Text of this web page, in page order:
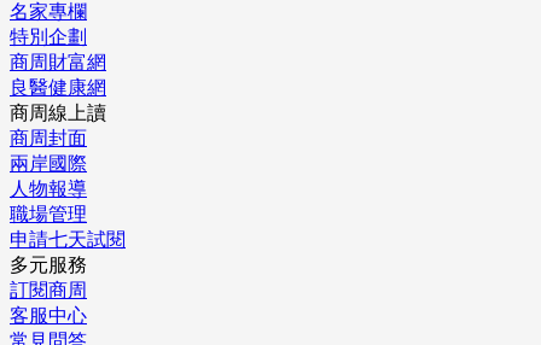
名家專欄
特別企劃
商周財富網
良醫健康網
商周線上讀
商周封面
兩岸國際
人物報導
職場管理
申請七天試閱
多元服務
訂閱商周
客服中心